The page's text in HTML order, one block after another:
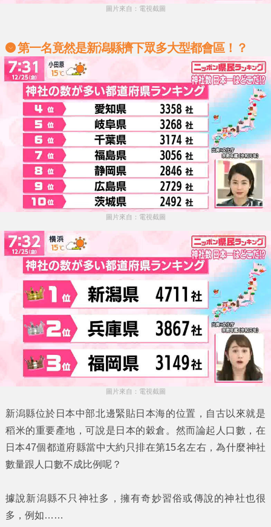
圖片來自：電視截圖
第一名竟然是新潟縣擠下眾多大型都會區！？
圖片來自：電視截圖
圖片來自：電視截圖
新潟縣位於日本中部北邊緊貼日本海的位置，自古以來就是
稻米的重要產地，可說是日本的穀倉。然而論起人口數，在
日本47個都道府縣當中大約只排在第15名左右，為什麼神社
數量跟人口數不成比例呢？
據說新潟縣不只神社多，擁有奇妙習俗或傳說的神社也很
多，例如……